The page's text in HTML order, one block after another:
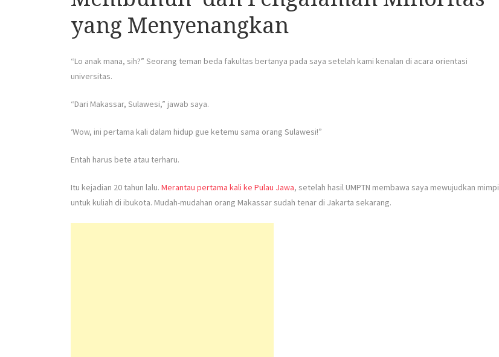
yang Menyenangkan
“Lo anak mana, sih?” Seorang teman beda fakultas bertanya pada saya setelah kami kenalan di acara orientasi
universitas.
“Dari Makassar, Sulawesi,” jawab saya.
‘Wow, ini pertama kali dalam hidup gue ketemu sama orang Sulawesi!”
Entah harus bete atau terharu.
Itu kejadian 20 tahun lalu. Merantau pertama kali ke Pulau Jawa, setelah hasil UMPTN membawa saya mewujudkan mimpi
untuk kuliah di ibukota. Mudah-mudahan orang Makassar sudah tenar di Jakarta sekarang.